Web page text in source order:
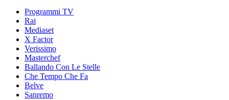
Programmi TV
Rai
Mediaset
X Factor
Verissimo
Masterchef
Ballando Con Le Stelle
Che Tempo Che Fa
Belve
Sanremo